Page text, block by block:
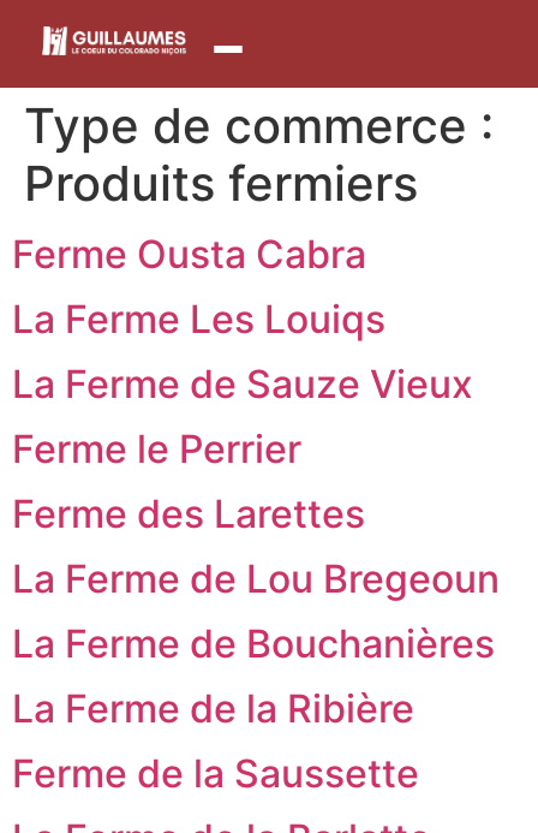
principal
Type de commerce :
Produits fermiers
Ferme Ousta Cabra
La Ferme Les Louiqs
La Ferme de Sauze Vieux
Ferme le Perrier
Ferme des Larettes
La Ferme de Lou Bregeoun
La Ferme de Bouchanières
La Ferme de la Ribière
Ferme de la Saussette